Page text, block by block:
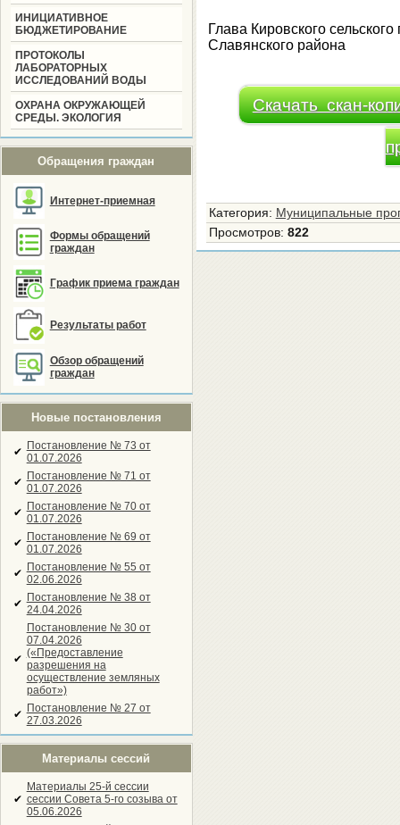
ИНИЦИАТИВНОЕ
БЮДЖЕТИРОВАНИЕ
ПРОТОКОЛЫ
ЛАБОРАТОРНЫХ
ИССЛЕДОВАНИЙ ВОДЫ
ОХРАНА ОКРУЖАЮЩЕЙ
СРЕДЫ. ЭКОЛОГИЯ
Обращения граждан
Интернет-приемная
Формы обращений
граждан
График приема граждан
Результаты работ
Обзор обращений
граждан
Новые постановления
✔ Постановление № 73 от
01.07.2026
✔ Постановление № 71 от
01.07.2026
✔ Постановление № 70 от
01.07.2026
✔ Постановление № 69 от
01.07.2026
✔ Постановление № 55 от
02.06.2026
✔ Постановление № 38 от
24.04.2026
✔
Постановление № 30 от
07.04.2026
(«Предоставление
разрешения на
осуществление земляных
работ»)
✔ Постановление № 27 от
27.03.2026
Материалы сессий
✔
Материалы 25-й сессии
сессии Совета 5-го созыва от
05.06.2026
Глава Кировского
Славянского района
Скачать скан-
Категория: Муниципальные
Просмотров: 822